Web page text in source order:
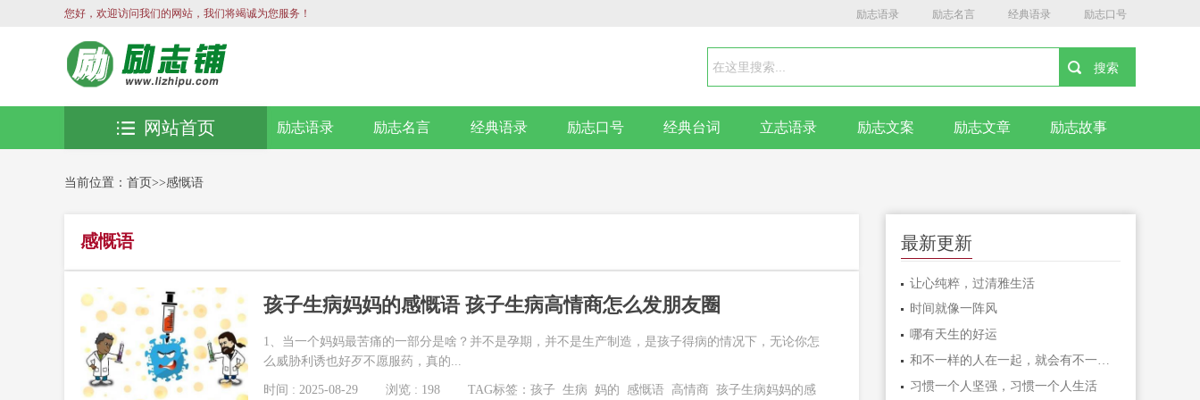
您好，欢迎访问我们的网站，我们将竭诚为您服务！ 励志语录 励志名言 经典语录 励志口号
励志语录 励志名言 经典语录 励志口号 经典台词 立志语录 励志文案 励志文章 励志故事
网站首页
当前位置： 首页>>感慨语
感慨语
孩子生病妈妈的感慨语 孩子生病高情商怎么发朋友圈
1、当一个妈妈最苦痛的一部分是啥？并不是孕期，并不是生产制造，是孩子得病的情况下，无论你怎
么威胁利诱也好歹不愿服药，真的...
时间 : 2025-08-29 浏览 : 198 TAG标签：孩子 生病 妈的 感慨语 高情商 孩子生病妈妈的感
最新更新
让心纯粹，过清雅生活
时间就像一阵风
哪有天生的好运
和不一样的人在一起，就会有不一样的人生
习惯一个人坚强，习惯一个人生活